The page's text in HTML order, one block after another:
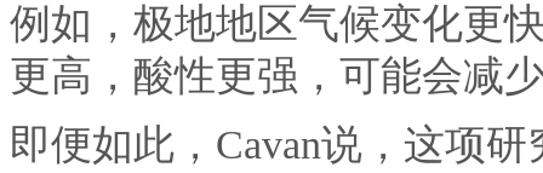
例如，极地地区气候变化更
更高，酸性更强，可能会减
即便如此，Cavan说，这项